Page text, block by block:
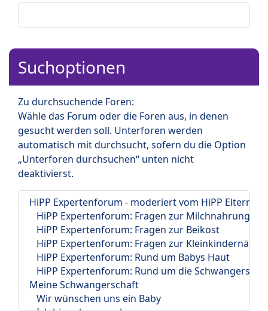
Suchoptionen
Zu durchsuchende Foren:
Wähle das Forum oder die Foren aus, in denen
gesucht werden soll. Unterforen werden
automatisch mit durchsucht, sofern du die Option
„Unterforen durchsuchen“ unten nicht
deaktivierst.